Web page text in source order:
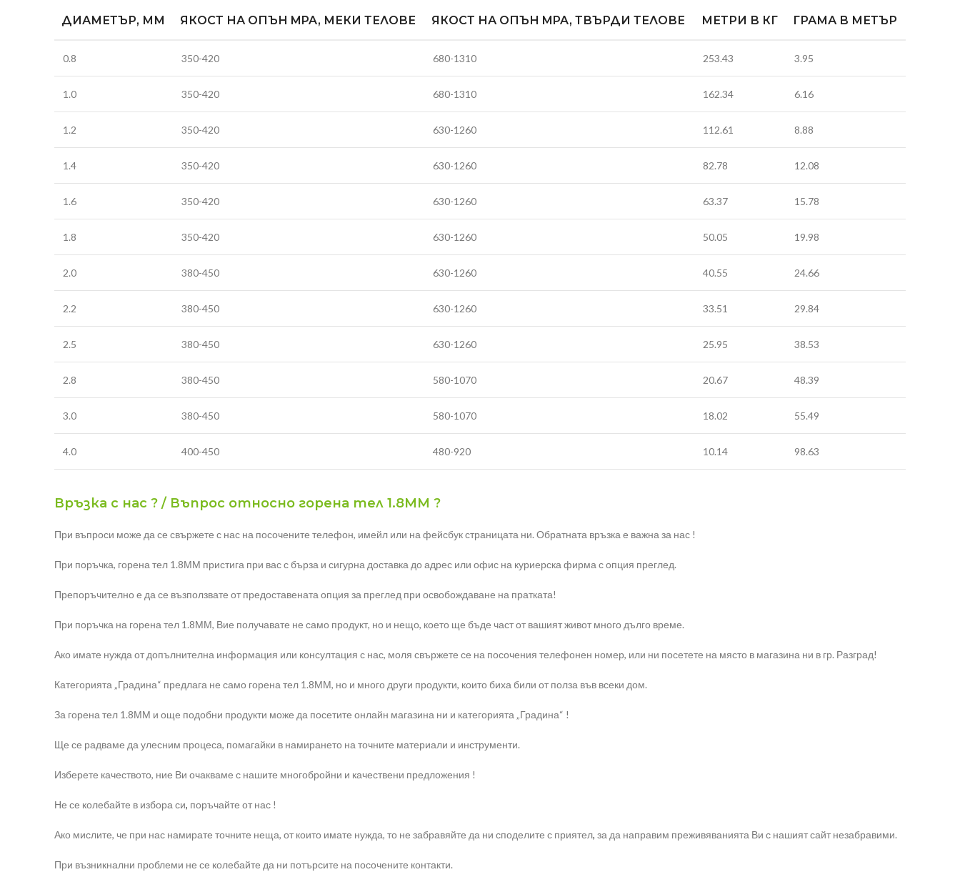
ДИАМЕТЪР, ММ ЯКОСТ НА ОПЪН MPA, МЕКИ ТЕЛОВЕ ЯКОСТ НА ОПЪН MPA, ТВЪРДИ ТЕЛОВЕ МЕТРИ В КГ ГРАМА В МЕТЪР
0.8 350-420 680-1310 253.43 3.95
1.0 350-420 680-1310 162.34 6.16
1.2 350-420 630-1260 112.61 8.88
1.4 350-420 630-1260 82.78 12.08
1.6 350-420 630-1260 63.37 15.78
1.8 350-420 630-1260 50.05 19.98
2.0 380-450 630-1260 40.55 24.66
2.2 380-450 630-1260 33.51 29.84
2.5 380-450 630-1260 25.95 38.53
2.8 380-450 580-1070 20.67 48.39
3.0 380-450 580-1070 18.02 55.49
4.0 400-450 480-920 10.14 98.63
Връзка с нас ? / Въпрос относно горена тел 1.8ММ ?
При въпроси може да се свържете с нас на посочените телефон, имейл или на фейсбук страницата ни. Обратната връзка е важна за нас !
При поръчка, горена тел 1.8ММ пристига при вас с бърза и сигурна доставка до адрес или офис на куриерска фирма с опция преглед.
Препоръчително е да се възползвате от предоставената опция за преглед при освобождаване на пратката!
При поръчка на горена тел 1.8ММ, Вие получавате не само продукт, но и нещо, което ще бъде част от вашият живот много дълго време.
Ако имате нужда от допълнителна информация или консултация с нас, моля свържете се на посочения телефонен номер, или ни посетете на място в магазина ни в гр. Разград!
Категорията „Градина“ предлага не само горена тел 1.8ММ, но и много други продукти, които биха били от полза във всеки дом.
За горена тел 1.8ММ и още подобни продукти може да посетите онлайн магазина ни и категорията „Градина“ !
Ще се радваме да улесним процеса, помагайки в намирането на точните материали и инструменти.
Изберете качеството, ние Ви очакваме с нашите многобройни и качествени предложения !
Не се колебайте в избора си, поръчайте от нас !
Ако мислите, че при нас намирате точните неща, от които имате нужда, то не забравяйте да ни споделите с приятел, за да направим преживяванията Ви с нашият сайт незабравими.
При възникнални проблеми не се колебайте да ни потърсите на посочените контакти.